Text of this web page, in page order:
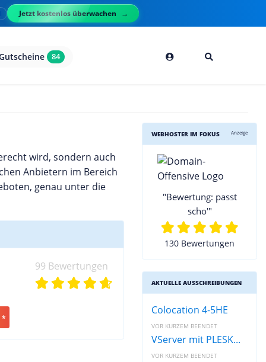
Jetzt kostenlos überwachen
84
wird, sondern auch
Anbietern im Bereich
genau unter die
99 Bewertungen
*
WEBHOSTER IM FOKUS Anzeige
"Bewertung: passt
scho'"
130 Bewertungen
AKTUELLE AUSSCHREIBUNGEN
Colocation 4-5HE
VOR KURZEM BEENDET
VServer mit PLESK...
VOR KURZEM BEENDET